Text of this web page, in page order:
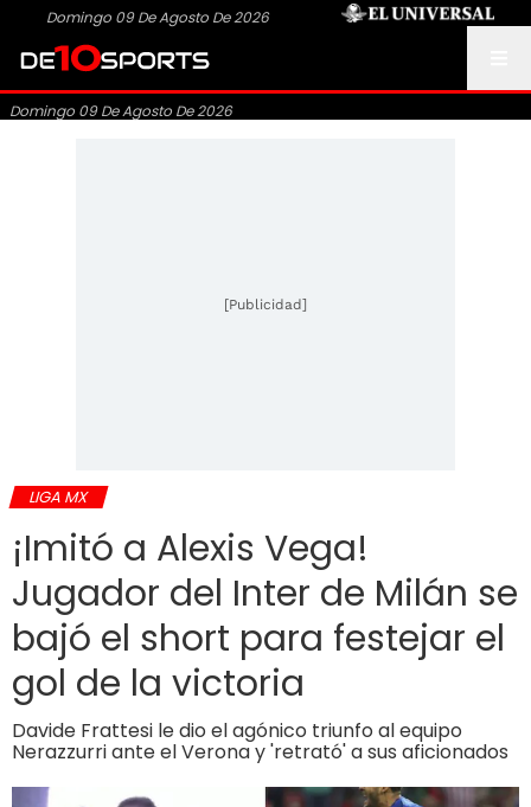
Domingo 09 De Agosto De 2026
Domingo 09 De Agosto De 2026
[Publicidad]
LIGA MX
¡Imitó a Alexis Vega!
Jugador del Inter de Milán se
bajó el short para festejar el
gol de la victoria
Davide Frattesi le dio el agónico triunfo al equipo
Nerazzurri ante el Verona y 'retrató' a sus aficionados